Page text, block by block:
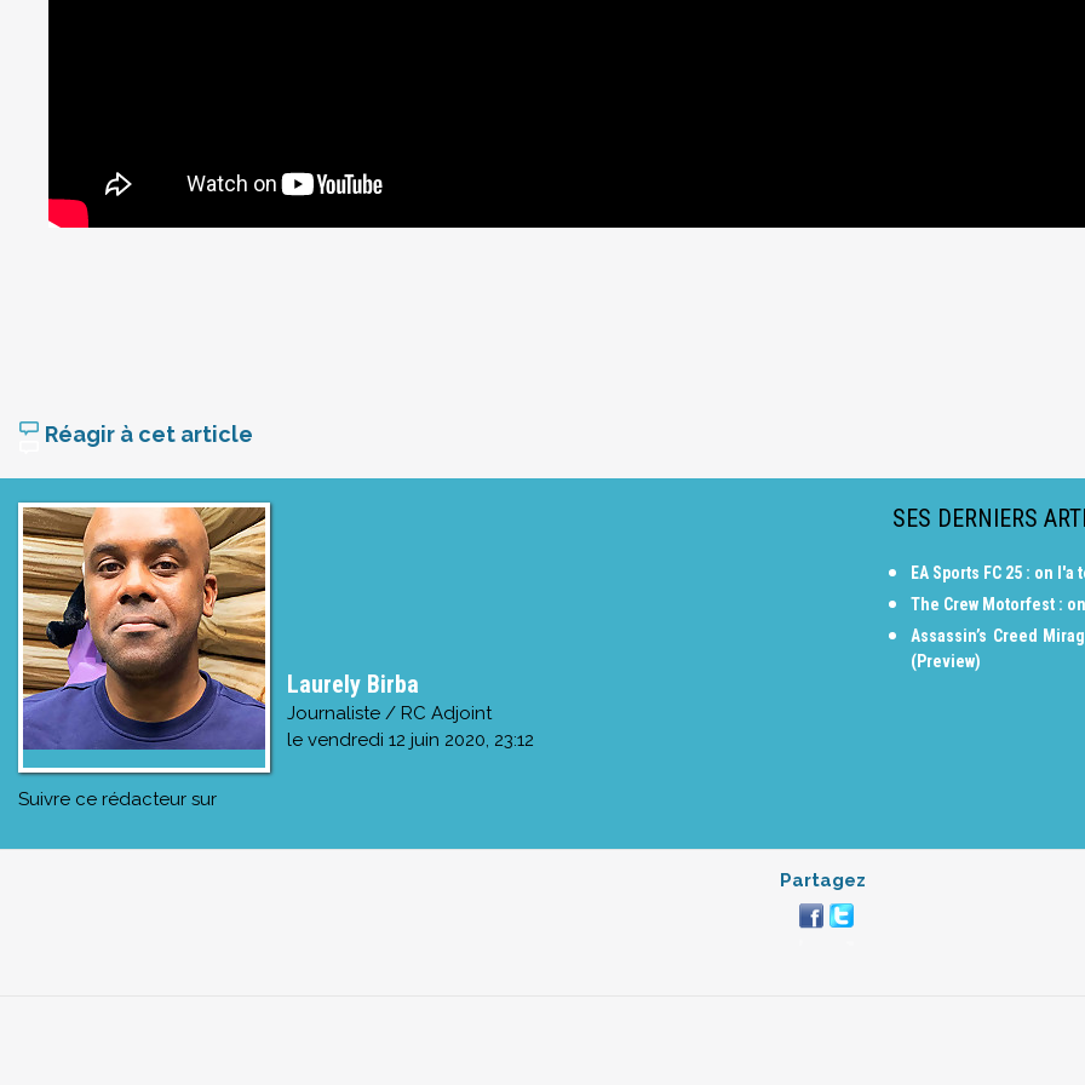
Réagir à cet article
Laurely Birba
Journaliste / RC Adjoint
le vendredi 12 juin 2020, 23:12
Suivre ce rédacteur sur
SES DERNIERS
EA Sports FC 25 : on
The Crew Motorfest :
Assassin’s Creed
(Preview)
Partagez